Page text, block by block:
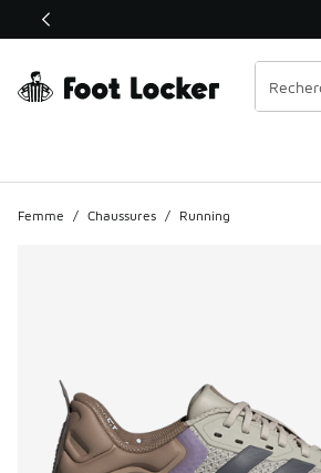
Ce lien ouvrira une nouvelle fenêtre
Femme / Chaussures / Running